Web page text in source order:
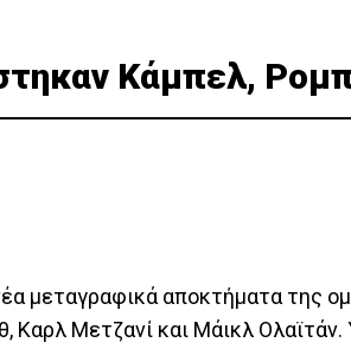
Κάμπελ,
μεταγραφικά αποκτήματα της
Καρλ Μετζανί και Μάικλ